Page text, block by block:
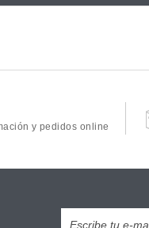
y pedidos online